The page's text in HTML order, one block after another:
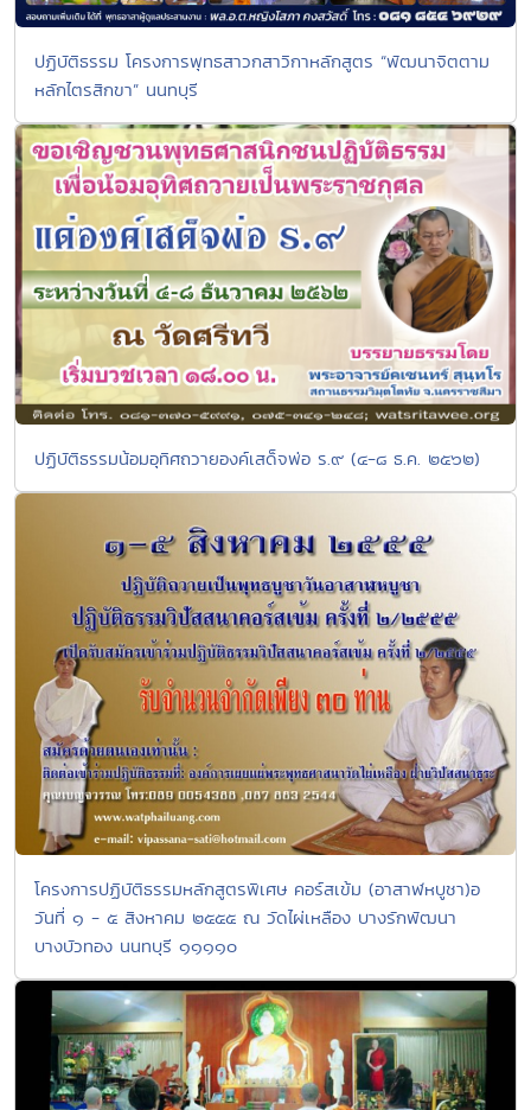
ปฏิบัติธรรม โครงการพุทธสาวกสาวิกาหลักสูตร “พัฒนาจิตตาม
หลักไตรสิกขา” นนทบุรี
ปฏิบัติธรรมน้อมอุทิศถวายองค์เสด็จพ่อ ร.๙ (๔-๘ ธ.ค. ๒๕๖๒)
โครงการปฏิบัติธรรมหลักสูตรพิเศษ คอร์สเข้ม (อาสาฬหบูชา)อ
วันที่ ๑ - ๕ สิงหาคม ๒๕๕๕ ณ วัดไผ่เหลือง บางรักพัฒนา
บางบัวทอง นนทบุรี ๑๑๑๑๐